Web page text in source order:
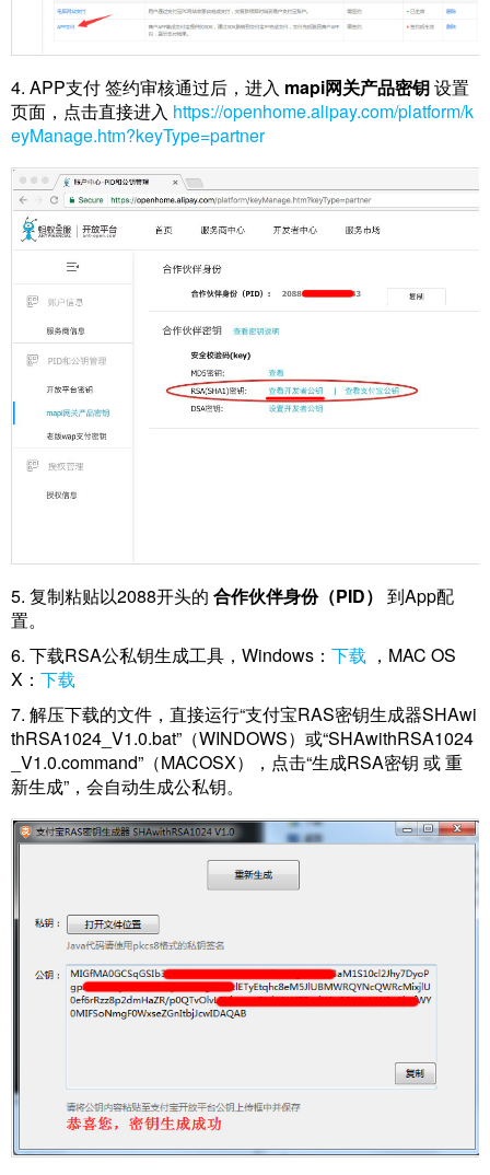
4. APP支付 签约审核通过后，进入 mapi网关产品密钥设置
页面，点击直接进入 https://openhome.alipay.com/platform/k
eyManage.htm?keyType=partner
5. 复制粘贴以2088开头的 合作伙伴身份（PID） 到App配
置。
6. 下载RSA公私钥生成工具，Windows： 下载 ，MAC OS
X： 下载
7. 解压下载的文件，直接运行“支付宝RAS密钥生成器SHAwi
thRSA1024_V1.0.bat”（WINDOWS）或“SHAwithRSA1024
_V1.0.command”（MACOSX），点击“生成RSA密钥 或 重
新生成”，会自动生成公私钥。